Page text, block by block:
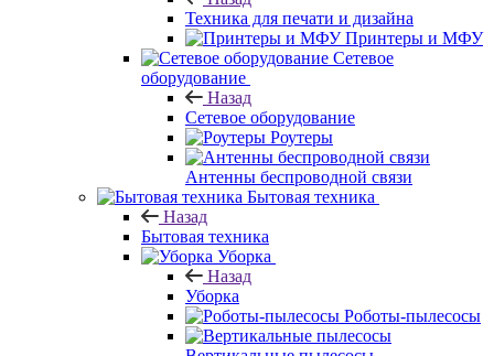
Техника для печати и дизайна
Принтеры и МФУ
Сетевое
оборудование
Назад
Сетевое оборудование
Роутеры
Антенны беспроводной связи
Бытовая техника
Назад
Бытовая техника
Уборка
Назад
Уборка
Роботы-пылесосы